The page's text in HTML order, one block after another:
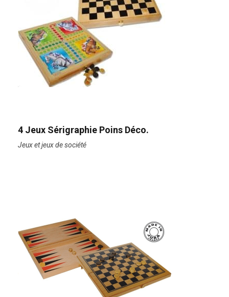
4 Jeux Sérigraphie Poins Déco.
Jeux et jeux de société